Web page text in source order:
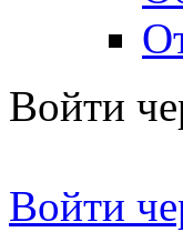
Войти
Войти